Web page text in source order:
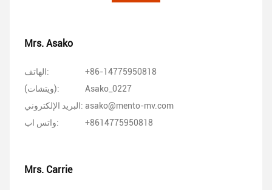
Mrs. Asako
الهاتف:
+86-14775950818
(ويتشات):
Asako_0227
البريد الإلكتروني: asako@mento-mv.com
واتس اب:
+8614775950818
Mrs. Carrie